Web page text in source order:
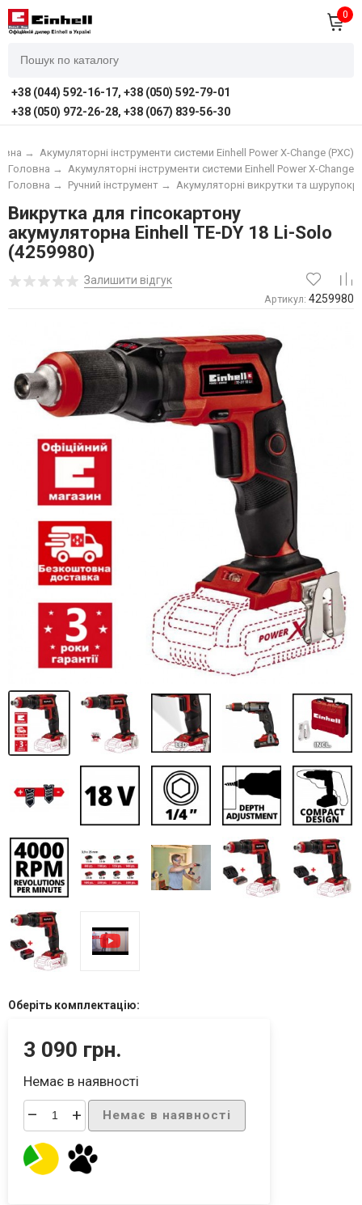
0
+38 (044) 592-16-17, +38 (050) 592-79-01
+38 (050) 972-26-28, +38 (067) 839-56-30
→
Акумуляторні інструменти системи Einhell Power X-Change (PXC)
Акумуляторні інструменти системи Einhell Power X-Change
Головна →
Акумуляторні викрутки та
Ручний інструмент →
Головна →
Викрутка для гіпсокартону
акумуляторна Einhell TE-DY 18 Li-Solo
(4259980)
Залишити відгук
Артикул: 4259980
Оберіть комплектацію:
3 090 грн.
Немає в наявності
– + Немає в наявності